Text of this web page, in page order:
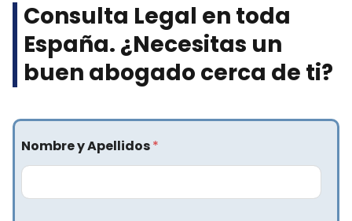
Consulta Legal en toda
España. ¿Necesitas un
buen abogado cerca de ti?​
Nombre y Apellidos*